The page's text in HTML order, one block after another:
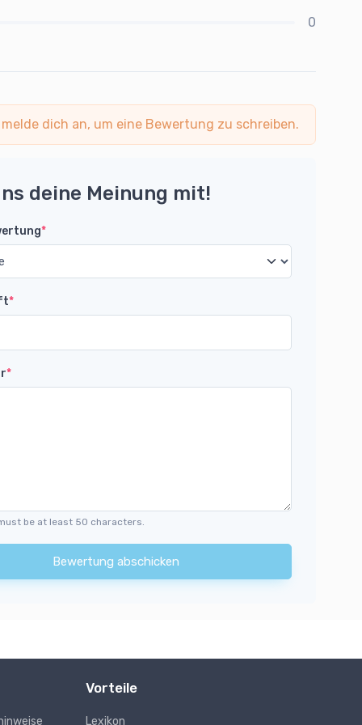
0
dich an, um eine Bewertung zu schreiben.
deine Meinung mit!
*
*
*
be at least 50 characters.
Bewertung abschicken
Vorteile
Lexikon